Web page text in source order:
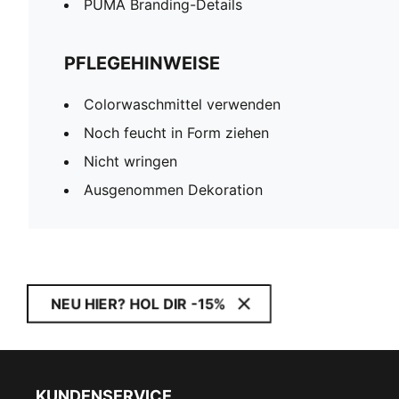
PUMA Branding-Details
PFLEGEHINWEISE
Colorwaschmittel verwenden
Noch feucht in Form ziehen
Nicht wringen
Ausgenommen Dekoration
NEU HIER? HOL DIR -15%